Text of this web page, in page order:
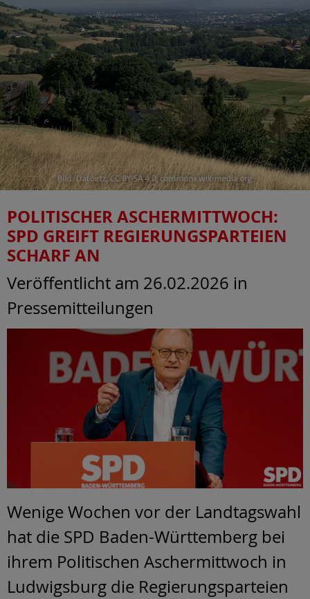
POLITISCHER ASCHERMITTWOCH:
SPD GREIFT REGIERUNGSPARTEIEN
SCHARF AN
Veröffentlicht am 26.02.2026 in
Pressemitteilungen
Wenige Wochen vor der Landtagswahl
hat die SPD Baden-Württemberg bei
ihrem Politischen Aschermittwoch in
Ludwigsburg die Regierungsparteien